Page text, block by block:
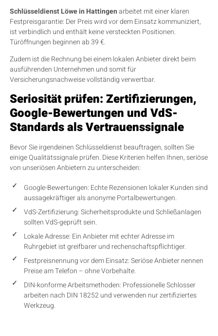
Schlüsseldienst Löwe in Hattingenarbeitet mit einer klaren
Festpreisgarantie: Der Preis wird vor dem Einsatz kommuniziert,
ist verbindlich und enthält keine versteckten Positionen.
Türöffnungen beginnen ab 39 €.
Zudem ist die Rechnung bei einem lokalen Anbieter direkt beim
ausführenden Unternehmen und somit für
Versicherungsnachweise vollständig verwertbar.
Seriosität prüfen: Zertifizierungen,
Google-Bewertungen und VdS-
Standards als Vertrauenssignale
Bevor Sie irgendeinen Schlüsseldienst beauftragen, sollten Sie
einige Qualitätssignale prüfen. Diese Kriterien helfen Ihnen, seriöse
von unseriösen Anbietern zu unterscheiden:
Google-Bewertungen: Echte Rezensionen lokaler Kunden sind
aussagekräftiger als anonyme Portalbewertungen.
VdS-Zertifizierung: Sicherheitsprodukte und Schließanlagen
sollten VdS-geprüft sein.
Lokale Adresse: Ein Anbieter mit echter Adresse im
Ruhrgebiet ist greifbarer und rechenschaftspflichtiger.
Festpreisnennung vor dem Einsatz: Seriöse Anbieter nennen
Preise am Telefon – ohne Vorbehalte.
DIN-konforme Arbeitsmethoden: Professionelle Schlosser
arbeiten nach DIN 18252 und verwenden nur zertifiziertes
Werkzeug.